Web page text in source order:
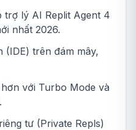
trợ lý AI Replit Agent 4
nhất 2026.
(IDE) trên đám mây,
với Turbo Mode và
tư (Private Repls)